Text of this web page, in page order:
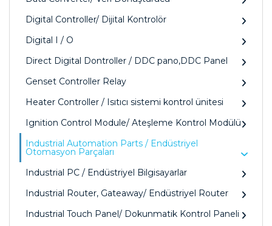
Digital Controller/ Dijital Kontrolör
Digital I / O
Direct Digital Dontroller / DDC pano,DDC Panel
Genset Controller Relay
Heater Controller / Isıtıcı sistemi kontrol ünitesi
Ignition Control Module/ Ateşleme Kontrol Modülü
Industrial Automation Parts / Endüstriyel
Otomasyon Parçaları
Industrial PC / Endüstriyel Bilgisayarlar
Industrial Router, Gateaway/ Endüstriyel Router
Industrial Touch Panel/ Dokunmatik Kontrol Paneli